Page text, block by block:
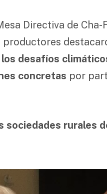
Directiva de
desafíos
concretas por
sociedades rurales